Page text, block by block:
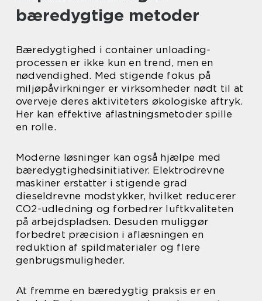
bæredygtige metoder
Bæredygtighed i container unloading-
processen er ikke kun en trend, men en
nødvendighed. Med stigende fokus på
miljøpåvirkninger er virksomheder nødt til at
overveje deres aktiviteters økologiske aftryk.
Her kan effektive aflastningsmetoder spille
en rolle.
Moderne løsninger kan også hjælpe med
bæredygtighedsinitiativer. Elektrodrevne
maskiner erstatter i stigende grad
dieseldrevne modstykker, hvilket reducerer
CO2-udledning og forbedrer luftkvaliteten
på arbejdspladsen. Desuden muliggør
forbedret præcision i aflæsningen en
reduktion af spildmaterialer og flere
genbrugsmuligheder.
At fremme en bæredygtig praksis er en